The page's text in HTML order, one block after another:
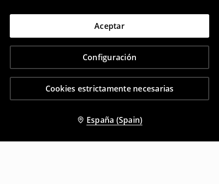
Cookies estrictamente necesarias
Configuración
Aceptar
España (Spain)